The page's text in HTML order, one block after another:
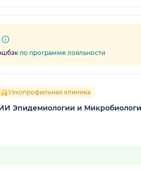
по программе лояльности
Узкопрофильная клиника
Эпидемиологии и